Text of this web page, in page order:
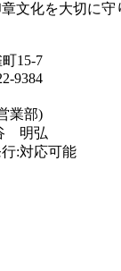
文化を大切に守
15-7
9384
業部)
明弘
:対応可能